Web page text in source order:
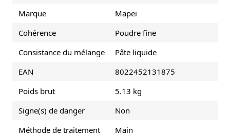
Marque
Mapei
Cohérence
Poudre fine
Consistance du mélange
Pâte liquide
EAN
8022452131875
Poids brut
5.13 kg
Signe(s) de danger
Non
Méthode de traitement
Main